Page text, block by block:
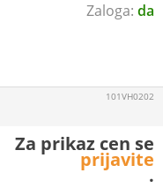
da
101VH0202
Za prikaz cen se
prijavite
.